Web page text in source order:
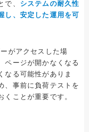
で、 システムの耐久性
し、安定した運用を可
がアクセスした場
ページが開かなくなる
なる可能性がありま
、事前に負荷テストを
ことが重要です。